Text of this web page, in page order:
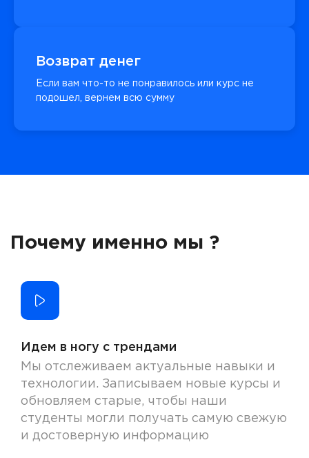
Возврат денег
Если вам что-то не понравилось или курс не
подошел, вернем всю сумму
Почему именно мы ?
Идем в ногу с трендами
Мы отслеживаем актуальные навыки и
технологии. Записываем новые курсы и
обновляем старые, чтобы наши
студенты могли получать самую свежую
и достоверную информацию